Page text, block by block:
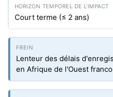
Court terme (≤ 2 ans)
Lenteur des délais
en Afrique de l'Ouest